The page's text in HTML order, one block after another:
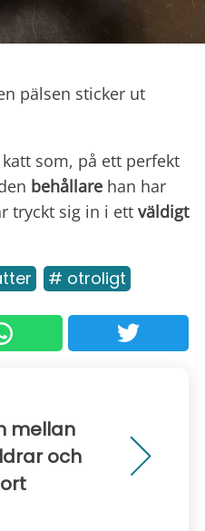
pälsen sticker ut
som, på ett perfekt
behållare han har
tryckt sig in i ett väldigt
# otroligt
mellan
och